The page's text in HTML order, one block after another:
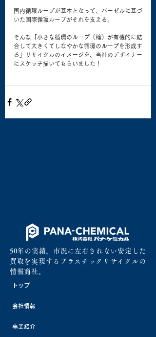
国内循環ループが基本となって、バーゼルに基づ
いた国際循環ループがそれを支える。
そんな「小さな循環のループ（輪）が有機的に結
合して大きくてしなやかな循環のループを形成す
る」リサイクルのイメージを、当社のデザイナー
にスケッチ描いてもらいました！
50年の実績。市況に左右されない安定した
買取を実現するプラスチックリサイクルの
情報商社。
トップ
会社情報
事業紹介